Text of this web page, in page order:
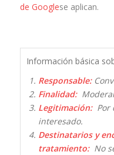
de Googlese aplican.
Información básica
Responsable:
Finalidad:
Legitimación:Por
interesado.
Destinatarios y
tratamiento:No